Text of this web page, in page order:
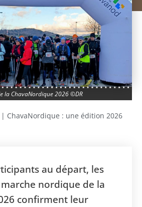
la ChavaNordique 2026 ©DR
| ChavaNordique : une édition 2026
au départ, les
nordique de la
confirment leur